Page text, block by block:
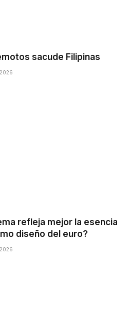
sacude Filipinas
refleja mejor la esencia
diseño del euro?